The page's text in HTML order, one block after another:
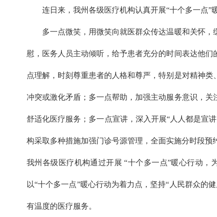
连日来，我州各级医疗机构认真开展“十个多一点”暖
多一点微笑，用微笑向就医群众传达温暖和关怀，
慰，医务人员主动倾听，给予患者充分的时间表达他
点理解，时刻尊重患者的人格和尊严，特别是对精神
冲突或激化矛盾；多一点帮助，加强主动服务意识，
舒适化医疗服务；多一点宣讲，深入开展“人人都是宣
构采取多种措施加强门诊号源管理，全面实施分时段预
我州各级医疗机构通过开展 “十个多一点”暖心行动
以“十个多一点”暖心行动为着力点，坚持“人民群众的
有温度的医疗服务。